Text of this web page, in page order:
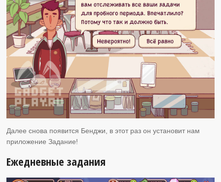
Далее снова появится Бенджи, в этот раз он установит нам
приложение Задание!
Ежедневные задания